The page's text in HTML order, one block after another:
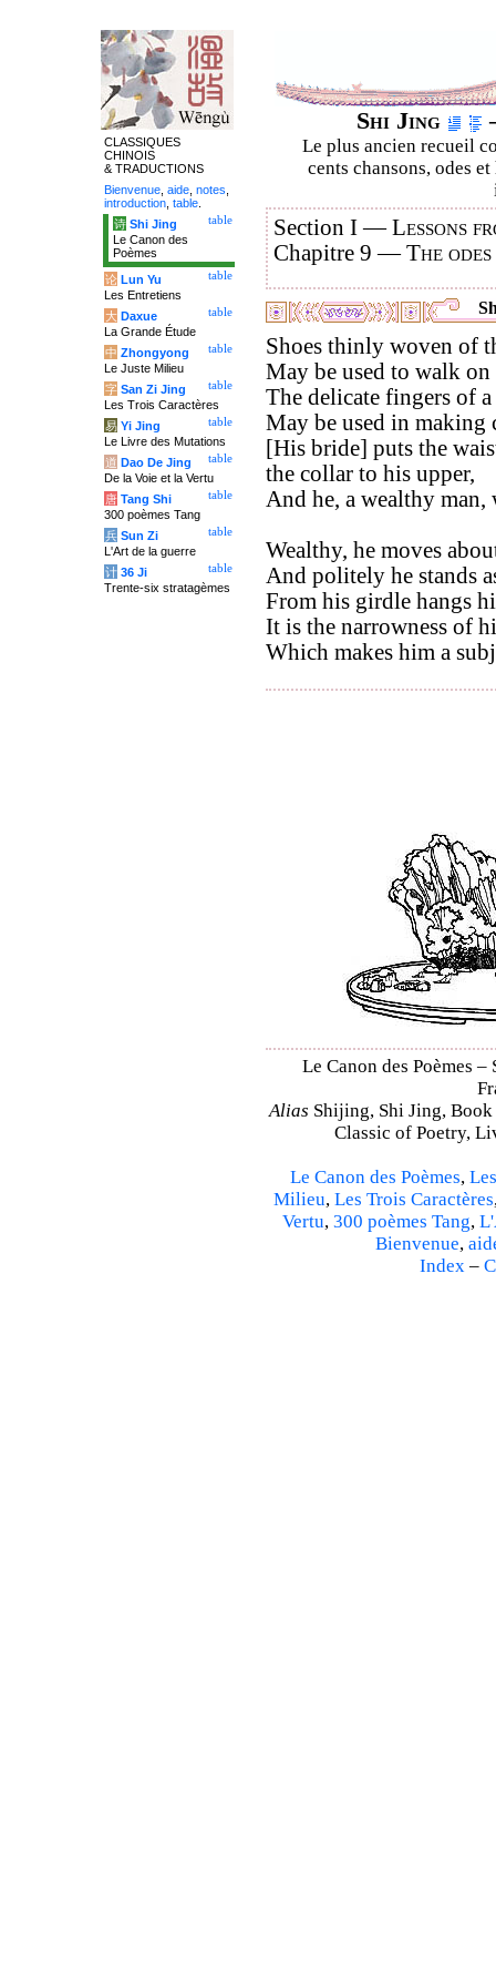
Shi Jing
Le plus ancien recueil
cents chansons, odes
Section I —Lessons
Chapitre 9 —The
Shoes thinly woven of
May be used to walk
The delicate fingers of
May be used in making
[His bride] puts the
the collar to his upper,
And he, a wealthy man,
Wealthy, he moves
And politely he stands
From his girdle hangs
It is the narrowness of
Which makes him a
Le Canon des Poèmes
Alias Shijing, Shi Jing,
Classic of Poetry,
Le Canon des Poèmes,
Milieu, Les Trois Caractères
Vertu, 300 poèmes Tang,
Bienvenue,
Index–
CLASSIQUES
CHINOIS
& TRADUCTIONS
Bienvenue aide notes
introduction table
table
诗 Shi Jing
Le Canon des
Poèmes
table
论 Lun Yu
Les Entretiens
table
大 Daxue
La Grande Étude
table
中 Zhongyong
Le Juste Milieu
table
字 San Zi Jing
Les Trois Caractères
table
易 Yi Jing
Le Livre des Mutations
table
道 Dao De Jing
De la Voie et la Vertu
table
唐 Tang Shi
300 poèmes Tang
table
兵 Sun Zi
L'Art de la guerre
table
计 36 Ji
Trente-six stratagèmes